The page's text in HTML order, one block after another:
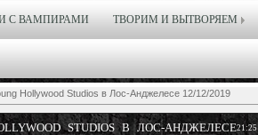
С ВАМПИРАМИ ТВОРИМ И ВЫТВОРЯЕМ
Hollywood Studios в Лос-Анджелесе 12/12/2019
21:25
STUDIOS В ЛОС-АНДЖЕЛЕСЕ